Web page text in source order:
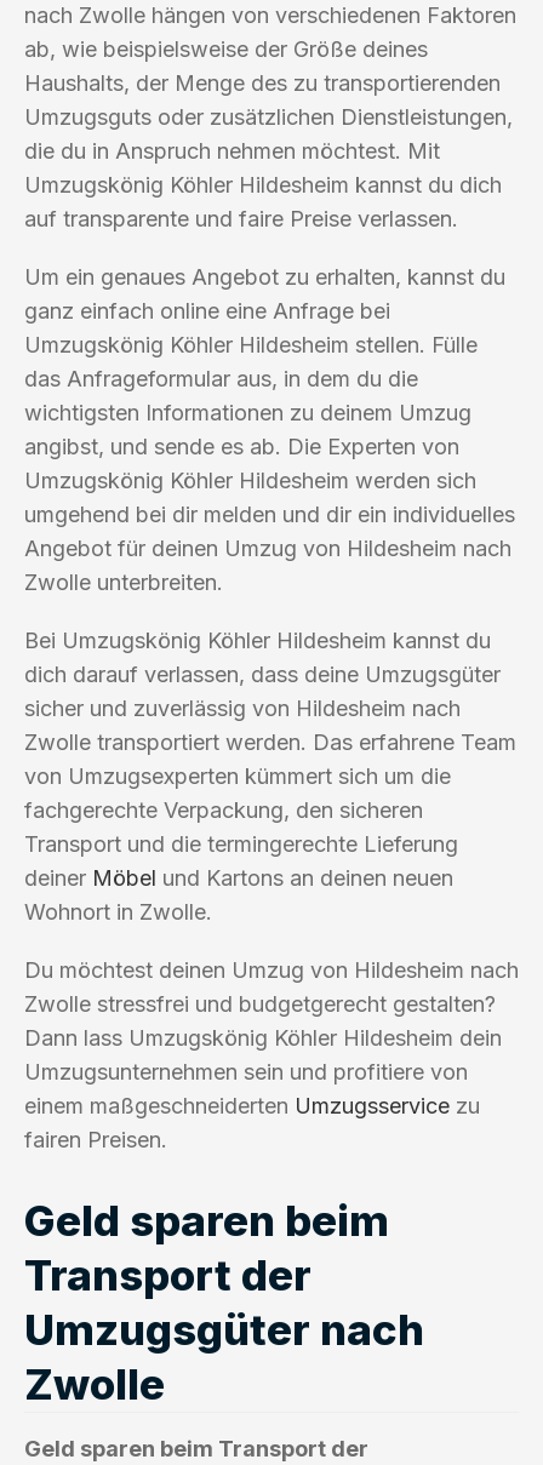
nach Zwolle hängen von verschiedenen Faktoren
ab, wie beispielsweise der Größe deines
Haushalts, der Menge des zu transportierenden
Umzugsguts oder zusätzlichen Dienstleistungen,
die du in Anspruch nehmen möchtest. Mit
Umzugskönig Köhler Hildesheim kannst du dich
auf transparente und faire Preise verlassen.
Um ein genaues Angebot zu erhalten, kannst du
ganz einfach online eine Anfrage bei
Umzugskönig Köhler Hildesheim stellen. Fülle
das Anfrageformular aus, in dem du die
wichtigsten Informationen zu deinem Umzug
angibst, und sende es ab. Die Experten von
Umzugskönig Köhler Hildesheim werden sich
umgehend bei dir melden und dir ein individuelles
Angebot für deinen Umzug von Hildesheim nach
Zwolle unterbreiten.
Bei Umzugskönig Köhler Hildesheim kannst du
dich darauf verlassen, dass deine Umzugsgüter
sicher und zuverlässig von Hildesheim nach
Zwolle transportiert werden. Das erfahrene Team
von Umzugsexperten kümmert sich um die
fachgerechte Verpackung, den sicheren
Transport und die termingerechte Lieferung
deiner Möbel und Kartons an deinen neuen
Wohnort in Zwolle.
Du möchtest deinen Umzug von Hildesheim nach
Zwolle stressfrei und budgetgerecht gestalten?
Dann lass Umzugskönig Köhler Hildesheim dein
Umzugsunternehmen sein und profitiere von
einem maßgeschneiderten Umzugsservice zu
fairen Preisen.
Geld sparen beim
Transport der
Umzugsgüter nach
Zwolle
Geld sparen beim Transport der